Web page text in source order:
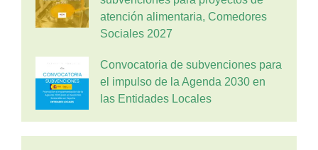
atención alimentaria, Comedores
Sociales 2027
Convocatoria de subvenciones para
el impulso de la Agenda 2030 en
las Entidades Locales